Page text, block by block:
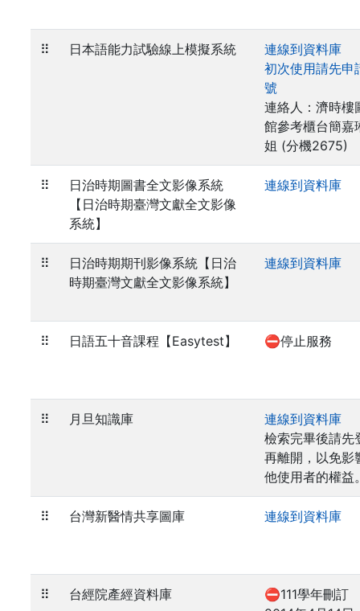
⠿ 日本語能力試驗線上模擬系統
連線到資料庫
初次使用請先申
號
連絡人：濟時樓
館參考櫃台簡嘉
姐 (分機2675)
⠿
日治時期圖書全文影像系統
【日治時期臺灣文獻全文影像
系統】
連線到資料庫
⠿
日治時期期刊影像系統【日治
時期臺灣文獻全文影像系統】
連線到資料庫
⠿ 日語五十音課程【Easytest】 ⛔停止服務
⠿ 月旦知識庫
連線到資料庫
檢索完畢後請先
再離開，以免影
他使用者的權益
⠿ 台灣新醫情共享圖庫 連線到資料庫
⠿ 台經院產經資料庫
⛔111學年刪訂